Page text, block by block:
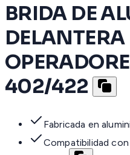
BRIDA DE
402/422
Fabricada en
Compatibilidad